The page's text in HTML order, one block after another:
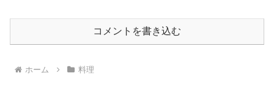
コメントを書き込む
ホーム 料理